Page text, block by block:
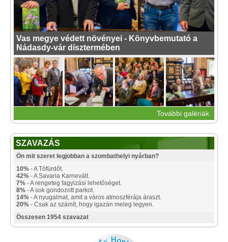
Vas megye védett növényei - Könyvbemutató a
Nádasdy-vár dísztermében
További galériák
SZAVAZÁS
Ön mit szeret legjobban a szombathelyi nyárban?
10% - A Tófürdőt.
42% - A Savaria Karnevált.
7% - A rengeteg fagyizási lehetőséget.
8% - A sok gondozott parkot.
14% - A nyugalmat, amit a város atmoszférája áraszt.
20% - Csak az számít, hogy igazán meleg legyen.
Összesen 1954 szavazat